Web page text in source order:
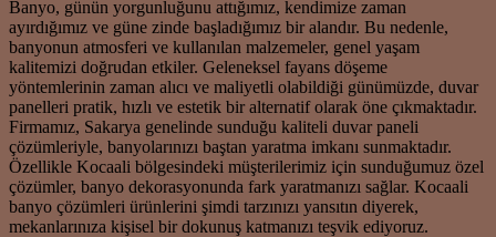
Banyo, günün yorgunluğunu attığımız, kendimize zaman
ayırdığımız ve güne zinde başladığımız bir alandır. Bu nedenle,
banyonun atmosferi ve kullanılan malzemeler, genel yaşam
kalitemizi doğrudan etkiler. Geleneksel fayans döşeme
yöntemlerinin zaman alıcı ve maliyetli olabildiği günümüzde, duvar
panelleri pratik, hızlı ve estetik bir alternatif olarak öne çıkmaktadır.
Firmamız, Sakarya genelinde sunduğu kaliteli duvar paneli
çözümleriyle, banyolarınızı baştan yaratma imkanı sunmaktadır.
Özellikle Kocaali bölgesindeki müşterilerimiz için sunduğumuz özel
çözümler, banyo dekorasyonunda fark yaratmanızı sağlar. Kocaali
banyo çözümleri ürünlerini şimdi tarzınızı yansıtın diyerek,
mekanlarınıza kişisel bir dokunuş katmanızı teşvik ediyoruz.